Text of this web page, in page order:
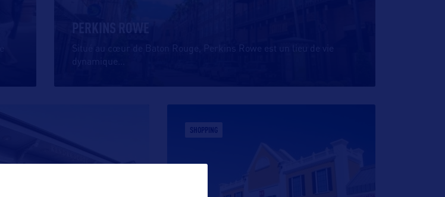
Situé au cœur de Baton Rouge, Perkins Rowe est un lieu de vie
dynamique
SHOPPING